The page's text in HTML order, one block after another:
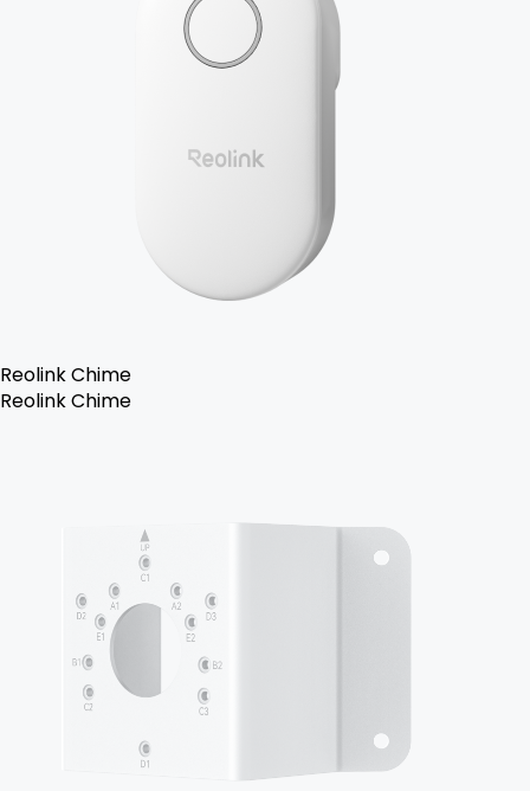
Reolink Chime
Reolink Chime